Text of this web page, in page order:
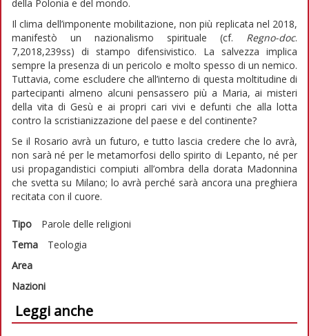
della Polonia e del mondo.
Il clima dell’imponente mobilitazione, non più replicata nel 2018,
manifestò un nazionalismo spirituale (cf. Regno-doc.
7,2018,239ss) di stampo difensivistico. La salvezza implica
sempre la presenza di un pericolo e molto spesso di un nemico.
Tuttavia, come escludere che all’interno di questa moltitudine di
partecipanti almeno alcuni pensassero più a Maria, ai misteri
della vita di Gesù e ai propri cari vivi e defunti che alla lotta
contro la scristianizzazione del paese e del continente?
Se il Rosario avrà un futuro, e tutto lascia credere che lo avrà,
non sarà né per le metamorfosi dello spirito di Lepanto, né per
usi propagandistici compiuti all’ombra della dorata Madonnina
che svetta su Milano; lo avrà perché sarà ancora una preghiera
recitata con il cuore.
Tipo
Parole delle religioni
Tema
Teologia
Area
Nazioni
Leggi anche